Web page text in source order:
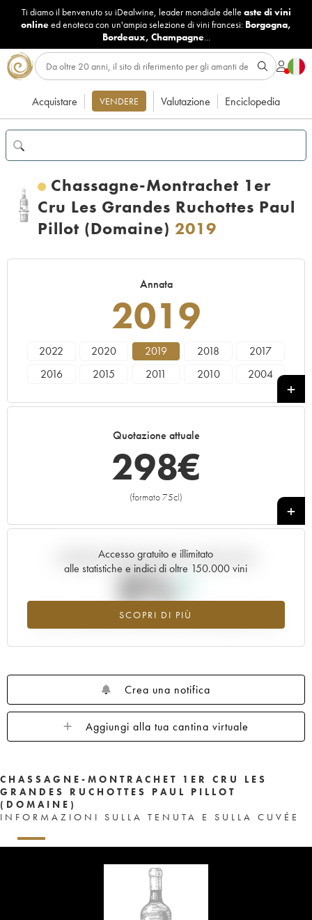
Ti diamo il benvenuto su iDealwine, leader mondiale delle aste di vini
onlineed enoteca con un'ampia selezione di vini francesi: Borgogna,
Bordeaux, Champagne...
Acquistare VENDERE Valutazione Enciclopedia
Chassagne-Montrachet 1er
Cru Les Grandes Ruchottes Paul
Pillot (Domaine) 2019
Annata
2019
2022 2020 2019 2018
2017
2016
2015 2011 2010
2004
Quotazione attuale
298€
(formato 75cl)
+
Accesso gratuito e illimitato
alle statistiche e indici di oltre 150.000 vini
SCOPRI DI PIÙ
Andamento della quotazione in tempo reale
0%
Valore in aumento per l'annata 2019 nel 2026 rispetto al 2025
Crea una notifica
Aggiungi alla tua cantina virtuale
CHASSAGNE-MONTRACHET 1ER CRU LES
GRANDES RUCHOTTES PAUL PILLOT
(DOMAINE)
INFORMAZIONI SULLA TENUTA E SULLA CUVÉE